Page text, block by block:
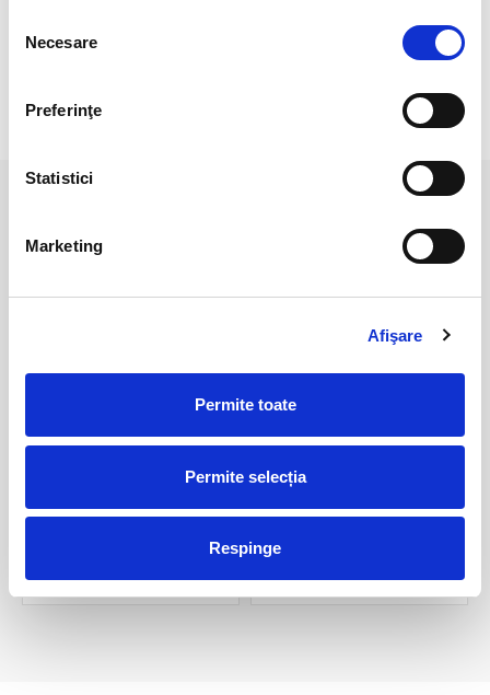
consimțământului
Necesare
Preferinţe
Statistici
Marketing
Afişare
Permite toate
Permite selecția
Respinge
Greutate :aproximativ 1,9 - 2 gr.
RECENZII CLIENTI
Inel lapis lazuli oval reglabil
90,00 Lei
Inel lapis lazuli oval reglabil
m2